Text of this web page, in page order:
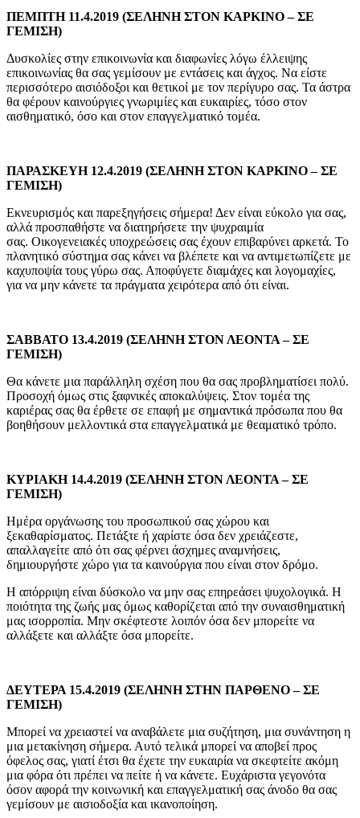
ΠΕΜΠΤΗ 11.4.2019 (ΣΕΛΗΝΗ ΣΤΟΝ ΚΑΡΚΙΝΟ – ΣΕ
ΓΕΜΙΣΗ)
Δυσκολίες στην επικοινωνία και διαφωνίες λόγω έλλειψης
επικοινωνίας θα σας γεμίσουν με εντάσεις και άγχος. Να είστε
περισσότερο αισιόδοξοι και θετικοί με τον περίγυρο σας. Τα άστρα
θα φέρουν καινούργιες γνωριμίες και ευκαιρίες, τόσο στον
αισθηματικό, όσο και στον επαγγελματικό τομέα.
ΠΑΡΑΣΚΕΥΗ 12.4.2019 (ΣΕΛΗΝΗ ΣΤΟΝ ΚΑΡΚΙΝΟ – ΣΕ
ΓΕΜΙΣΗ)
Εκνευρισμός και παρεξηγήσεις σήμερα! Δεν είναι εύκολο για σας,
αλλά προσπαθήστε να διατηρήσετε την ψυχραιμία
σας. Οικογενειακές υποχρεώσεις σας έχουν επιβαρύνει αρκετά. Το
πλανητικό σύστημα σας κάνει να βλέπετε και να αντιμετωπίζετε με
καχυποψία τους γύρω σας. Αποφύγετε διαμάχες και λογομαχίες,
για να μην κάνετε τα πράγματα χειρότερα από ότι είναι.
ΣΑΒΒΑΤΟ 13.4.2019 (ΣΕΛΗΝΗ ΣΤΟΝ ΛΕΟΝΤΑ – ΣΕ
ΓΕΜΙΣΗ)
Θα κάνετε μια παράλληλη σχέση που θα σας προβληματίσει πολύ.
Προσοχή όμως στις ξαφνικές αποκαλύψεις. Στον τομέα της
καριέρας σας θα έρθετε σε επαφή με σημαντικά πρόσωπα που θα
βοηθήσουν μελλοντικά στα επαγγελματικά με θεαματικό τρόπο.
ΚΥΡΙΑΚΗ 14.4.2019 (ΣΕΛΗΝΗ ΣΤΟΝ ΛΕΟΝΤΑ – ΣΕ
ΓΕΜΙΣΗ)
Ημέρα οργάνωσης του προσωπικού σας χώρου και
ξεκαθαρίσματος. Πετάξτε ή χαρίστε όσα δεν χρειάζεστε,
απαλλαγείτε από ότι σας φέρνει άσχημες αναμνήσεις,
δημιουργήστε χώρο για τα καινούργια που είναι στον δρόμο.
Η απόρριψη είναι δύσκολο να μην σας επηρεάσει ψυχολογικά. Η
ποιότητα της ζωής μας όμως καθορίζεται από την συναισθηματική
μας ισορροπία. Μην σκέφτεστε λοιπόν όσα δεν μπορείτε να
αλλάξετε και αλλάξτε όσα μπορείτε.
ΔΕΥΤΕΡΑ 15.4.2019 (ΣΕΛΗΝΗ ΣΤΗΝ ΠΑΡΘΕΝΟ – ΣΕ
ΓΕΜΙΣΗ)
Μπορεί να χρειαστεί να αναβάλετε μια συζήτηση, μια συνάντηση η
μια μετακίνηση σήμερα. Αυτό τελικά μπορεί να αποβεί προς
όφελος σας, γιατί έτσι θα έχετε την ευκαιρία να σκεφτείτε ακόμη
μια φόρα ότι πρέπει να πείτε ή να κάνετε. Ευχάριστα γεγονότα
όσον αφορά την κοινωνική και επαγγελματική σας άνοδο θα σας
γεμίσουν με αισιοδοξία και ικανοποίηση.